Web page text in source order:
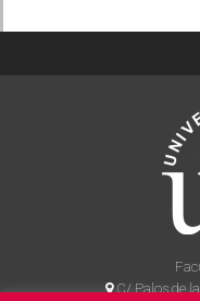
C/ Palos de